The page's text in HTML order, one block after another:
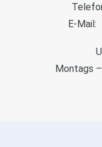
E-Mail:
Montags